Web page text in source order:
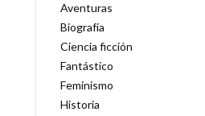
Aventuras
Biografía
Ciencia ficción
Fantástico
Feminismo
Historia